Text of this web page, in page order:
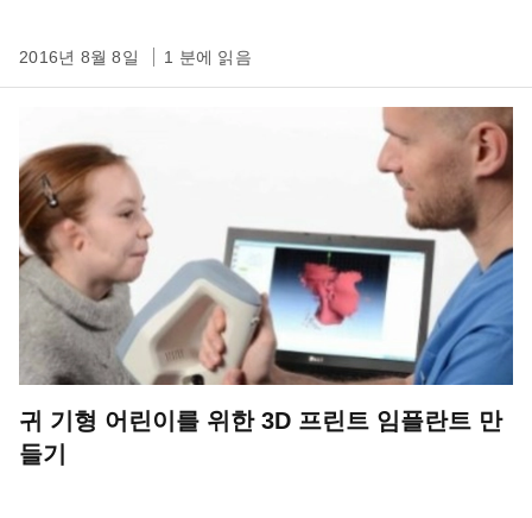
2016년 8월 8일 1 분에 읽음
귀 기형 어린이를 위한 3D 프린트 임플란트 만
들기